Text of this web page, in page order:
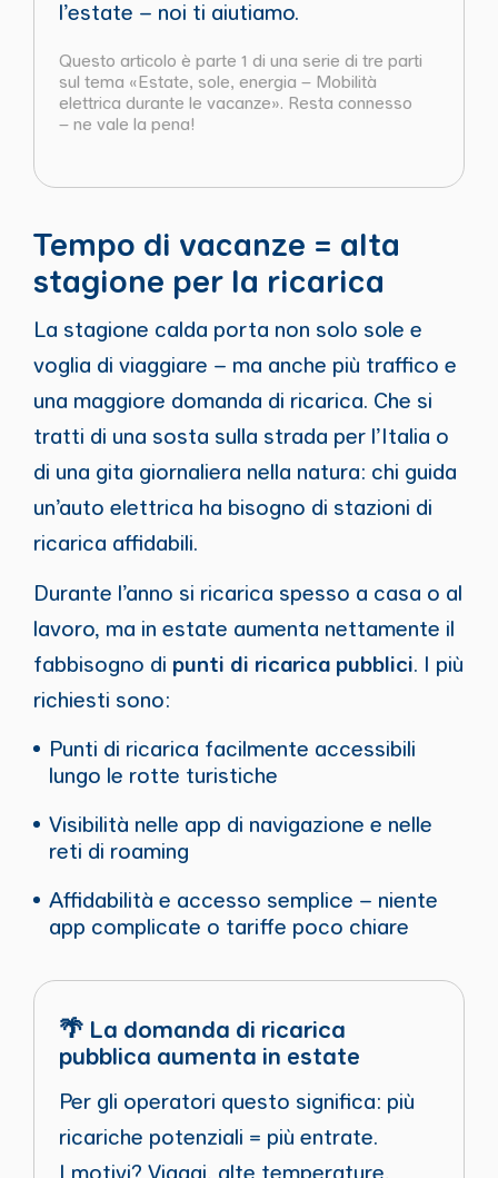
l’estate – noi ti aiutiamo.
Questo articolo è parte 1 di una serie di tre parti
sul tema «Estate, sole, energia – Mobilità
elettrica durante le vacanze». Resta connesso
– ne vale la pena!
Tempo di vacanze = alta
stagione per la ricarica
La stagione calda porta non solo sole e
voglia di viaggiare – ma anche più traffico e
una maggiore domanda di ricarica. Che si
tratti di una sosta sulla strada per l’Italia o
di una gita giornaliera nella natura: chi guida
un’auto elettrica ha bisogno di stazioni di
ricarica affidabili.
Durante l’anno si ricarica spesso a casa o al
lavoro, ma in estate aumenta nettamente il
fabbisogno di punti di ricarica pubblici. I più
richiesti sono:
Punti di ricarica facilmente accessibili
lungo le rotte turistiche
Visibilità nelle app di navigazione e nelle
reti di roaming
Affidabilità e accesso semplice – niente
app complicate o tariffe poco chiare
🌴 La domanda di ricarica
pubblica aumenta in estate
Per gli operatori questo significa: più
ricariche potenziali = più entrate.
I motivi? Viaggi, alte temperature,